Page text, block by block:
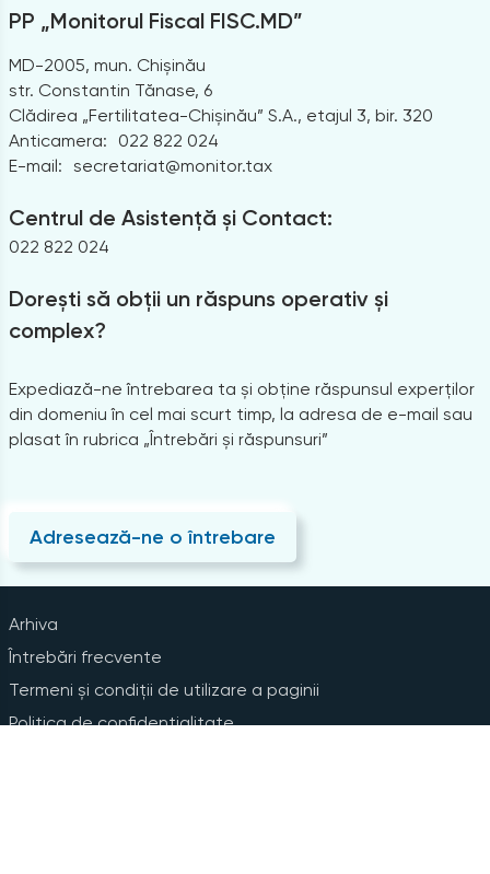
PP „Monitorul Fiscal FISC.MD”
MD-2005, mun. Chișinău
str. Constantin Tănase, 6
Clădirea „Fertilitatea-Chișinău” S.A., etajul 3, bir. 320
Anticamera:
022 822 024
E-mail: secretariat@monitor.tax
Centrul de Asistență și Contact:
022 822 024
Dorești să obții un răspuns operativ și
complex?
Expediază-ne întrebarea ta și obține răspunsul experților
din domeniu în cel mai scurt timp, la adresa de e-mail sau
plasat în rubrica „Întrebări și răspunsuri”
Adresează-ne o întrebare
Arhiva
Întrebări frecvente
Termeni și condiții de utilizare a paginii
Politica de confidențialitate